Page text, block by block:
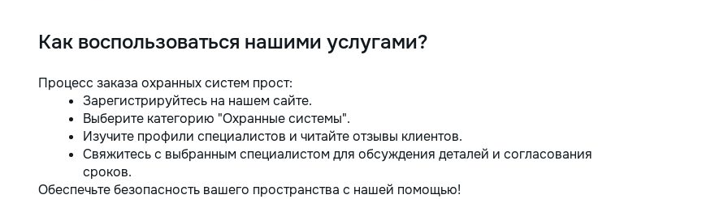
Как воспользоваться нашими услугами?
Процесс заказа охранных систем прост:
Зарегистрируйтесь на нашем сайте.
Выберите категорию "Охранные системы".
Изучите профили специалистов и читайте отзывы клиентов.
Свяжитесь с выбранным специалистом для обсуждения деталей и согласования
сроков.
Обеспечьте безопасность вашего пространства с нашей помощью!